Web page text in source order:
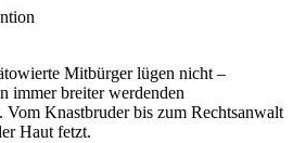
Mitbürger lügen nicht –
immer breiter werdenden
Vom Knastbruder bis zum Rechtsanwalt
Haut fetzt.